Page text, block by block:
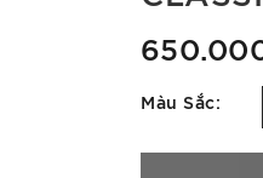
Màu Sắc: